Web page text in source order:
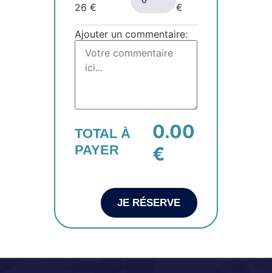
26€
€
Ajouter un commentaire:
TOTAL À
PAYER
0.00
€
JE RÉSERVE